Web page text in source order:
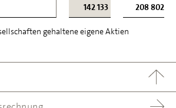
142 133 208 802
gehaltene eigene Aktien